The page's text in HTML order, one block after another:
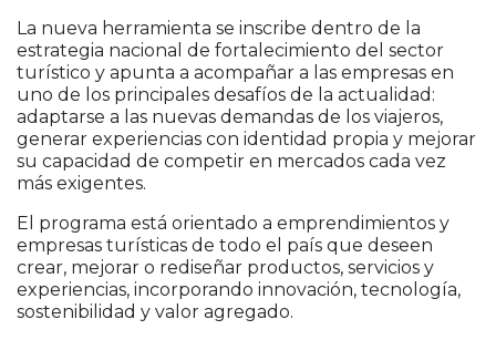
La nueva herramienta se inscribe dentro de la
estrategia nacional de fortalecimiento del sector
turístico y apunta a acompañar a las empresas en
uno de los principales desafíos de la actualidad:
adaptarse a las nuevas demandas de los viajeros,
generar experiencias con identidad propia y mejorar
su capacidad de competir en mercados cada vez
más exigentes.
El programa está orientado a emprendimientos y
empresas turísticas de todo el país que deseen
crear, mejorar o rediseñar productos, servicios y
experiencias, incorporando innovación, tecnología,
sostenibilidad y valor agregado.